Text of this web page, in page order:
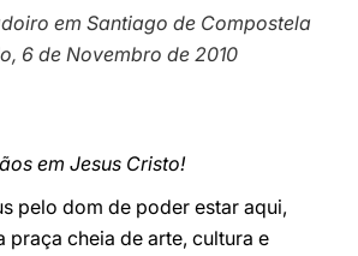
em Santiago de Compostela
6 de Novembro de 2010
em Jesus Cristo!
pelo dom de poder estar aqui,
praça cheia de arte, cultura e